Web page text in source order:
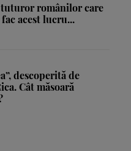
românilor care
acest lucru...
descoperită de
Cât măsoară